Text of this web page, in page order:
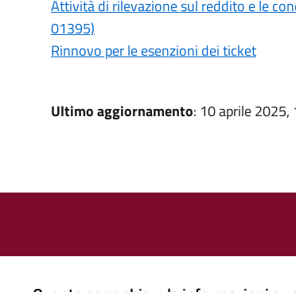
Attività di rilevazione sul reddito e le
01395)
Rinnovo per le esenzioni dei ticket
Ultimo aggiornamento: 10 aprile 2025,